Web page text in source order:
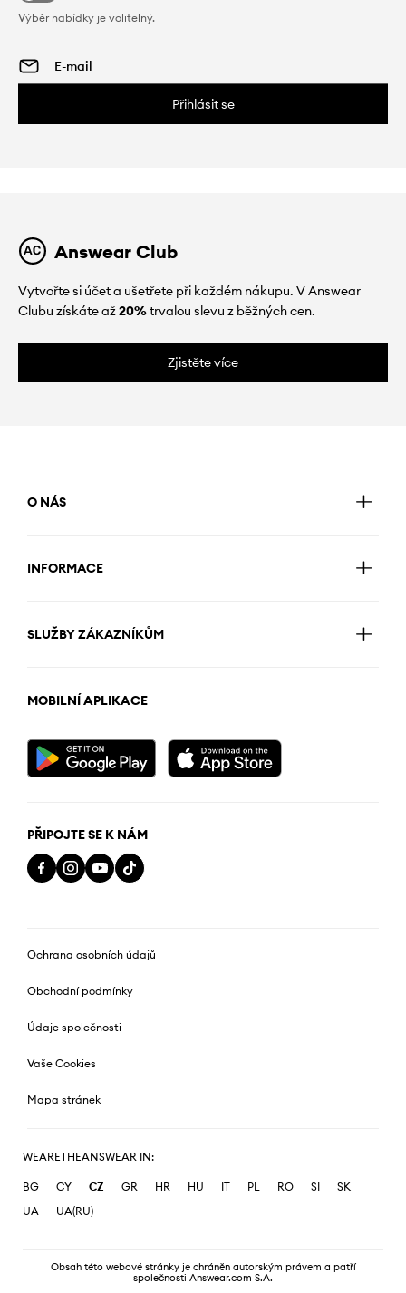
Výběr nabídky je volitelný.
Přihlásit se
Answear Club
Vytvořte si účet a ušetřete při každém nákupu. V Answear
Clubu získáte až20%trvalou slevu z běžných cen.
Zjistěte více
O NÁS
INFORMACE
SLUŽBY ZÁKAZNÍKŮM
MOBILNÍ APLIKACE
PŘIPOJTE SE K NÁM
Ochrana osobních údajů
Obchodní podmínky
Údaje společnosti
Vaše Cookies
Mapa stránek
WEARETHEANSWEAR IN:
BG CY CZ GR HR HU IT PL RO SI
SK
UA
UA(RU)
Obsah této webové stránky je chráněn autorským právem a patří
společnosti Answear.com S.A.